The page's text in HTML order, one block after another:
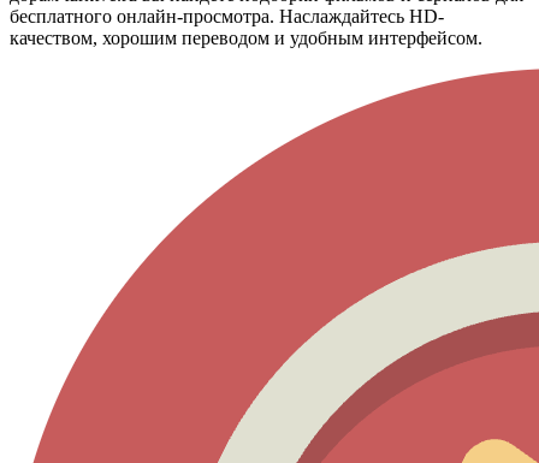
бесплатного онлайн-просмотра. Наслаждайтесь HD-
качеством, хорошим переводом и удобным интерфейсом.